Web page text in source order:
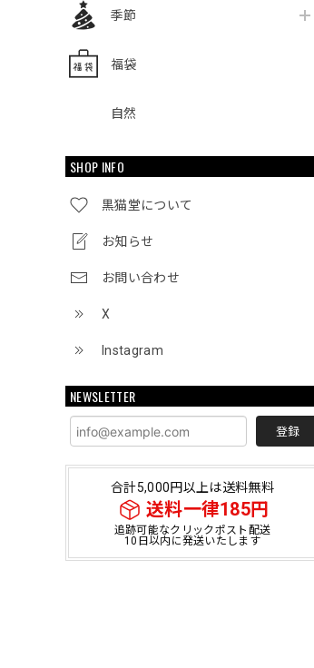
季節
福袋
自然
SHOP INFO
黒猫堂について
お知らせ
お問い合わせ
X
Instagram
NEWSLETTER
登録
合計5,000円以上は送料無料
送料一律185円
追跡可能なクリックポスト配送
10日以内に発送いたします